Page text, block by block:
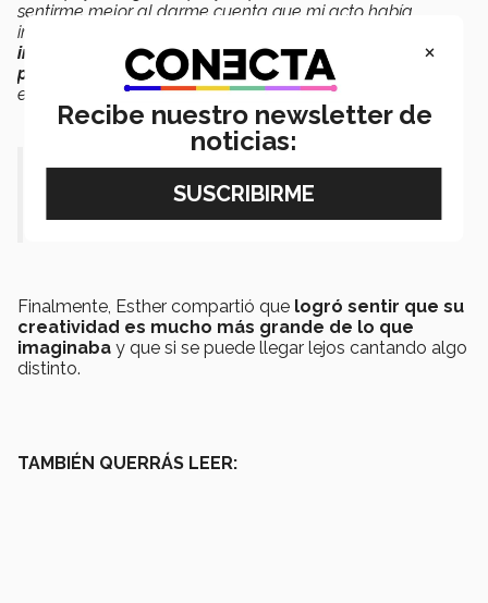
sentirme mejor al darme cuenta que mi acto había
impactado a muchos y que
importaba
. Tambiénme sentí muy feliz y agradecida
por poder llegar a la etapa nacionaly poder vivir la
experiencia”,
expresó.
“Mi acto había impactado a
muchos”.
Finalmente, Esther compartió que logró sentir que su
creatividad es mucho más grande de lo que
imaginaba y que si se puede llegar lejos cantando algo
distinto.
TAMBIÉN QUERRÁS LEER:
×
Recibe nuestro newsletter de
noticias: